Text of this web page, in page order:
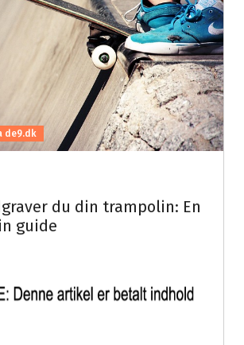
de9.dk
du din trampolin: En
guide